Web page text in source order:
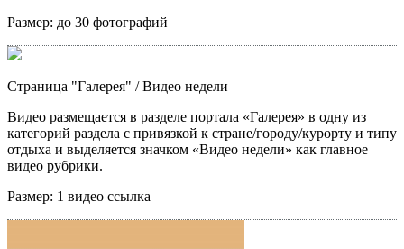
Размер: до 30 фотографий
Страница "Галерея" / Видео недели
Видео размещается в разделе портала «Галерея» в одну из
категорий раздела с привязкой к стране/городу/курорту и типу
отдыха и выделяется значком «Видео недели» как главное
видео рубрики.
Размер: 1 видео ссылка